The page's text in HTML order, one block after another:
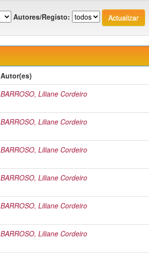
Autores/Registo:
Autor(es)
BARROSO, Liliane Cordeiro
BARROSO, Liliane Cordeiro
BARROSO, Liliane Cordeiro
BARROSO, Liliane Cordeiro
BARROSO, Liliane Cordeiro
BARROSO, Liliane Cordeiro